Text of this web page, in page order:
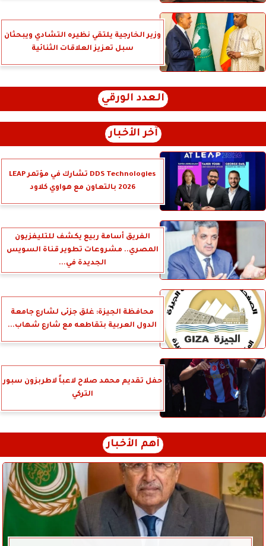
وزير الخارجية يلتقي نظيره التشادي ويبحثان
سبل تعزيز العلاقات الثنائية
العدد الورقي
آخر الأخبار
DDS Technologies تشارك في مؤتمر LEAP
2026 بالتعاون مع هواوي كلاود
الفريق أسامة ربيع يكشف للتليفزيون
المصري.. مشروعات تطوير قناة السويس
الجديدة في...
محافظة الجيزة: غلق جزئى لشارع جامعة
الدول العربية بتقاطعه مع شارع شهاب...
حفل تقديم محمد صلاح لاعباً لاطربزون سبور
التركي
أهم الأخبار